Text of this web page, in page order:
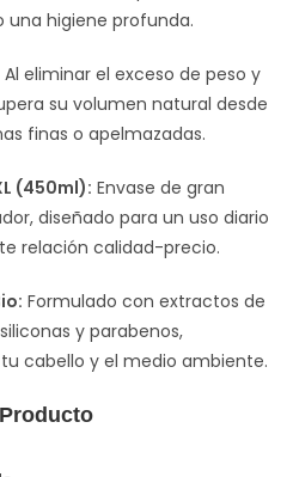
una higiene profunda.
Al eliminar el exceso de peso y
su volumen natural desde
finas o apelmazadas.
(450ml): Envase de gran
diseñado para un uso diario
relación calidad-precio.
Formulado con extractos de
y parabenos,
cabello y el medio ambiente.